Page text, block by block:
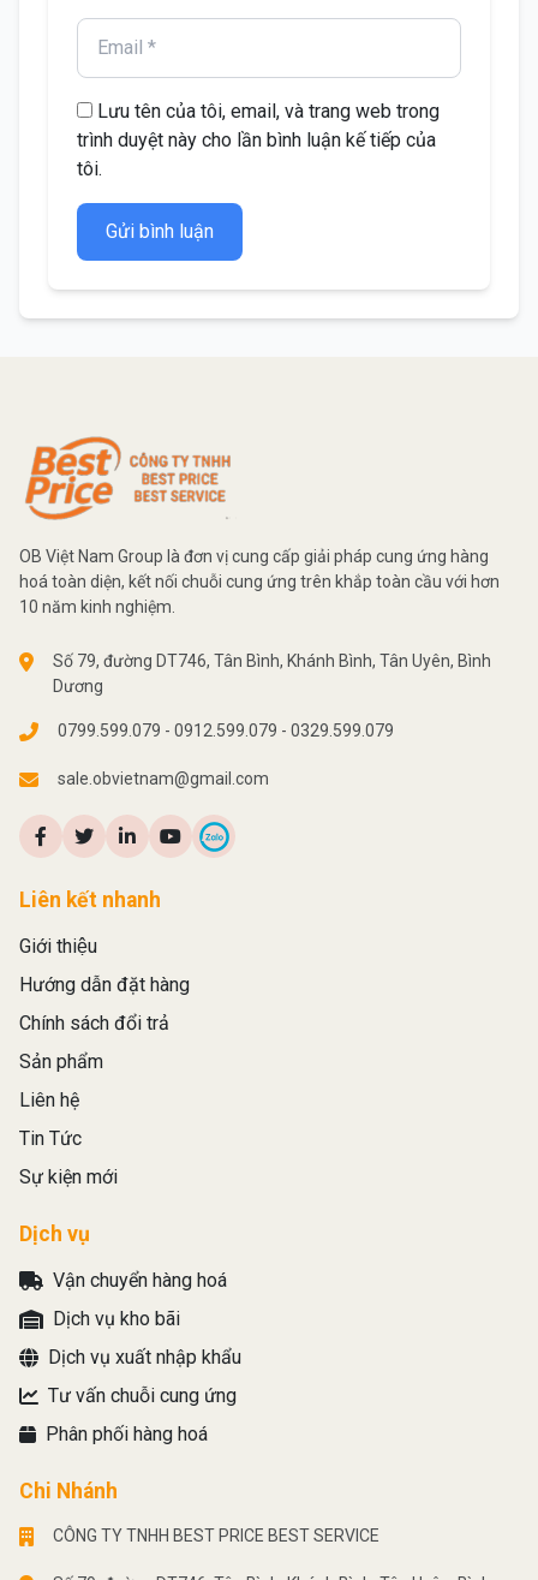
Lưu tên của tôi, email, và trang web trong
trình duyệt này cho lần bình luận kế tiếp của
tôi.
Gửi bình luận
OB Việt Nam Group là đơn vị cung cấp giải pháp cung ứng hàng
hoá toàn diện, kết nối chuỗi cung ứng trên khắp toàn cầu với hơn
10 năm kinh nghiệm.
Số 79, đường DT746, Tân Bình, Khánh Bình, Tân Uyên, Bình
Dương
0799.599.079 - 0912.599.079 - 0329.599.079
sale.obvietnam@gmail.com
Liên kết nhanh
Giới thiệu
Hướng dẫn đặt hàng
Chính sách đổi trả
Sản phẩm
Liên hệ
Tin Tức
Sự kiện mới
Dịch vụ
Vận chuyển hàng hoá
Dịch vụ kho bãi
Dịch vụ xuất nhập khẩu
Tư vấn chuỗi cung ứng
Phân phối hàng hoá
Chi Nhánh
CÔNG TY TNHH BEST PRICE BEST SERVICE